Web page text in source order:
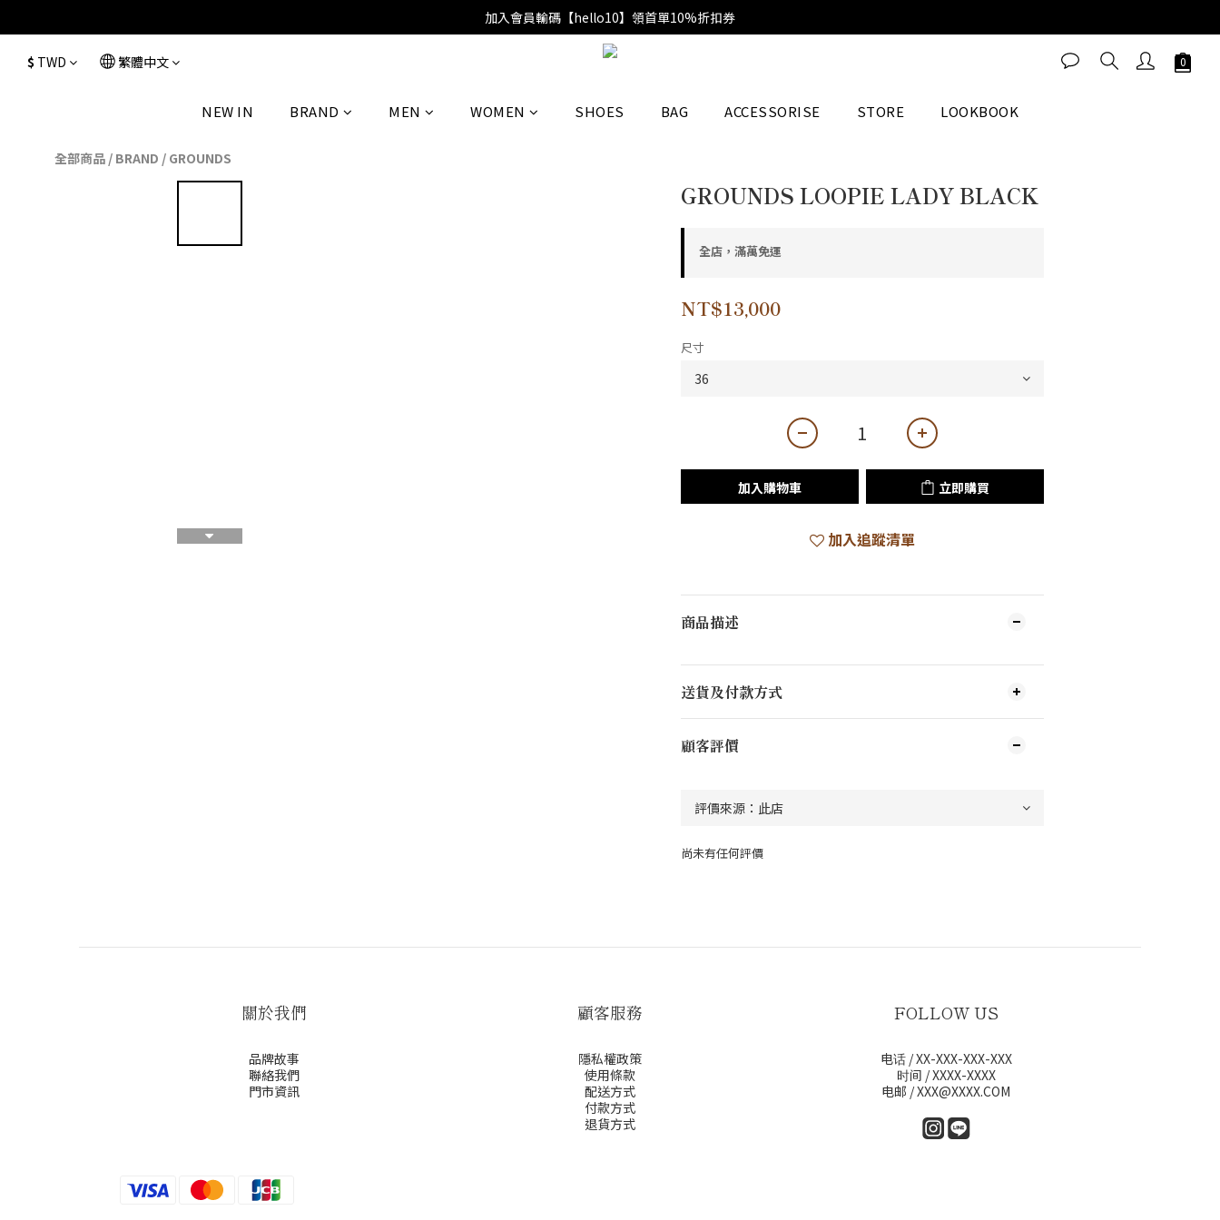
加入會員輸碼【hello10】領首單10%折扣券
$ TWD 繁體中文
NEW IN BRAND MEN WOMEN SHOES BAG ACCESSORISE STORE LOOKBOOK
全部商品 / BRAND / GROUNDS
GROUNDS LOOPIE LADY BLACK
全店，滿萬免運
NT$13,000
尺寸
加入購物車 立即購買
加入追蹤清單
商品描述
送貨及付款方式
顧客評價
尚未有任何評價
立即購買
關於我們
品牌故事
聯絡我們
門市資訊
顧客服務
隱私權政策
使用條款
配送方式
付款方式
退貨方式
FOLLOW US
电话 / XX-XXX-XXX-XXX
时间 / XXXX-XXXX
电邮 / XXX@XXXX.COM